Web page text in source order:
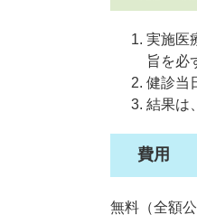
実施医
旨を必
健診当
結果は
費用
無料（全額公